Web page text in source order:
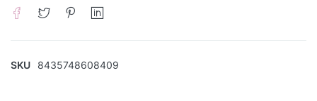
SKU 8435748608409